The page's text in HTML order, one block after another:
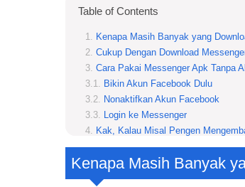
Table of Contents
Kenapa Masih Banyak yang
Cukup Dengan Download
Cara Pakai Messenger Apk Tanpa
Bikin Akun Facebook Dulu
Nonaktifkan Akun Facebook
Login ke Messenger
Kak, Kalau Misal Pengen
Login ke Facebook di Browser
Masuk ke Pengaturan
Pilih “Your Facebook Information”
Kenapa Masih Banyak